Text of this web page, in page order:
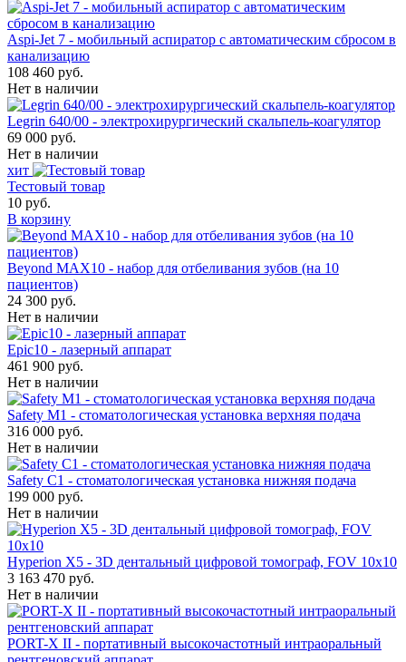
Aspi-Jet 7 - мобильный аспиратор с автоматическим сбросом в
канализацию
108 460 руб.
Нет в наличии
Legrin 640/00 - электрохирургический скальпель-коагулятор
69 000 руб.
Нет в наличии
хит
Тестовый товар
10 руб.
В корзину
Beyond MAX10 - набор для отбеливания зубов (на 10
пациентов)
24 300 руб.
Нет в наличии
Epic10 - лазерный аппарат
461 900 руб.
Нет в наличии
Safety M1 - стоматологическая установка верхняя подача
316 000 руб.
Нет в наличии
Safety C1 - стоматологическая установка нижняя подача
199 000 руб.
Нет в наличии
Hyperion X5 - 3D дентальный цифровой томограф, FOV 10x10
3 163 470 руб.
Нет в наличии
PORT-X II - портативный высокочастотный интраоральный